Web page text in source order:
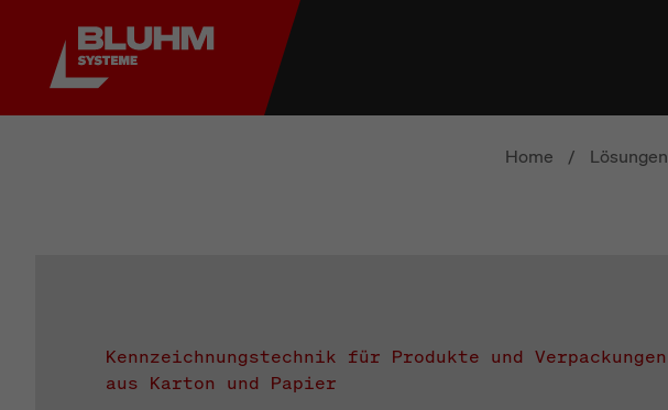
Home / Lösungen
Kennzeichnungstechnik für Produkte und Verpackungen
aus Karton und Papier